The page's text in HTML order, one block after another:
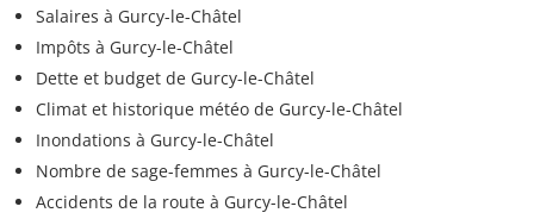
Salaires à Gurcy-le-Châtel
Impôts à Gurcy-le-Châtel
Dette et budget de Gurcy-le-Châtel
Climat et historique météo de Gurcy-le-Châtel
Inondations à Gurcy-le-Châtel
Nombre de sage-femmes à Gurcy-le-Châtel
Accidents de la route à Gurcy-le-Châtel